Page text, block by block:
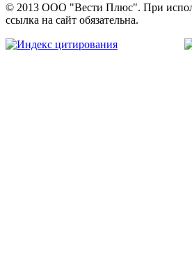
© 2013 ООО "Вести Плюс". При
ссылка на сайт обязательна.